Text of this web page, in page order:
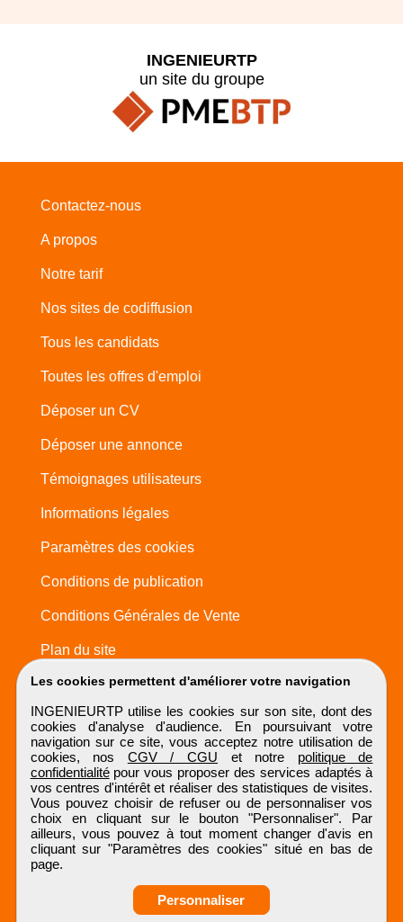
Les cookies permettent d'améliorer votre navigation
INGENIEURTP utilise les cookies sur son site, dont des
cookies d'analyse d'audience. En poursuivant votre
navigation sur ce site, vous acceptez notre utilisation de
cookies, nos CGV / CGU et notre politique de
confidentialitépour vous proposer des services adaptés à
vos centres d'intérêt et réaliser des statistiques de visites.
Vous pouvez choisir de refuser ou de personnaliser vos
choix en cliquant sur le bouton "Personnaliser". Par
ailleurs, vous pouvez à tout moment changer d'avis en
cliquant sur "Paramètres des cookies" situé en bas de
page.
Personnaliser
INGENIEURTP
un site du groupe
Contactez-nous
A propos
Notre tarif
Nos sites de codiffusion
Tous les candidats
Toutes les offres d'emploi
Déposer un CV
Déposer une annonce
Témoignages utilisateurs
Informations légales
Paramètres des cookies
Conditions de publication
Conditions Générales de Vente
Plan du site